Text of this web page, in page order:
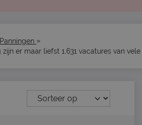
»
er maar liefst 1.631 vacatures van